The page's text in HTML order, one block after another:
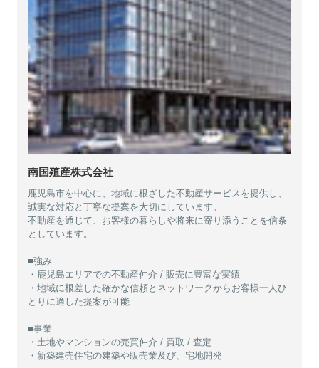
南国殖産株式会社
鹿児島市を中心に、地域に根ざした不動産サービスを提供し、
誠実な対応と丁寧な提案を大切にしています。
不動産を通じて、お客様の暮らしや将来に寄り添うことを信条
としています。
■強み
・鹿児島エリアでの不動産仲介 / 販売に豊富な実績
・地域に根差した確かな信頼とネットワークからお客様一人ひ
とりに適した提案が可能
■事業
・土地やマンションの売買仲介 / 買取 / 査定
・新築建売住宅の建築や販売業及び、宅地開発